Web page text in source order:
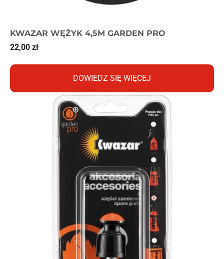
KWAZAR WĘŻYK 4,5M GARDEN PRO
22,00 zł
DOWIEDZ SIĘ WIĘCEJ